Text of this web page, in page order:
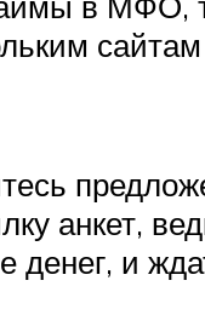
анкет,
и